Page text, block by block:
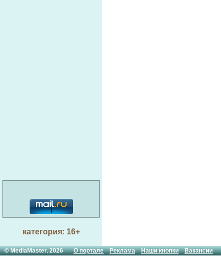
категория: 16+
© MediaMaster, 2026О портале Реклама Наши кнопки Вакансии